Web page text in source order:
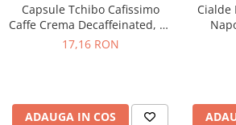
Capsule Tchibo Cafissimo
Caffe Crema Decaffeinated, 10
buc
17,16 RON
ADAUGA IN COS
Cialde